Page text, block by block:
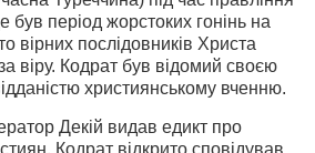
був період жорстоких гонінь на
вірних послідовників Христа
віру. Кодрат був відомий своєю
християнському вченню.
Декій видав едикт про
Кодрат відкрито сповідував